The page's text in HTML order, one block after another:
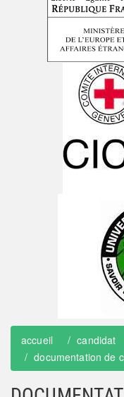
accueil candidat
documentation de